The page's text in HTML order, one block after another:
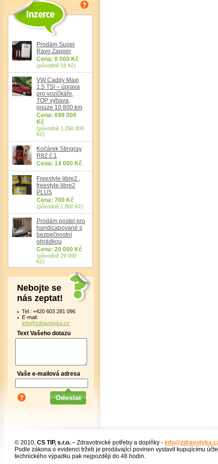
Prodám Super
Ravo Zapper
Cena: 8 000 Kč
(původně 18 Kč)
VW Caddy Maxi
1.5 TSI – úprava
pro vozíčkáře,
TOP výbava,
pouze 10 800 km
Cena: 699 000
Kč
(původně 1 250 000
Kč)
Kočárek Stingray
R82 č.1
Cena: 14 000 Kč
Freestyle libre2 ,
freestyle libre2
PLUS
Cena: 700 Kč
(původně 1 800 Kč)
Prodám postel pro
handicapované s
bezpečnostní
ohrádkou
Cena: 20 000 Kč
(původně 29 000
Kč)
Nebojte se
nás zeptat!
Tel.: +420 603 281 096
E-mail:
info@zdravotyka.cz
Text Vašeho dotazu
Vaše e-mailová adresa
© 2010, CS TIP, s.r.o. – Zdravotnické potřeby a doplňky -
Podle zákona o evidenci tržeb je prodávající povinen vystavit kupujícímu
technického výpadku pak nejpozději do 48 hodin.